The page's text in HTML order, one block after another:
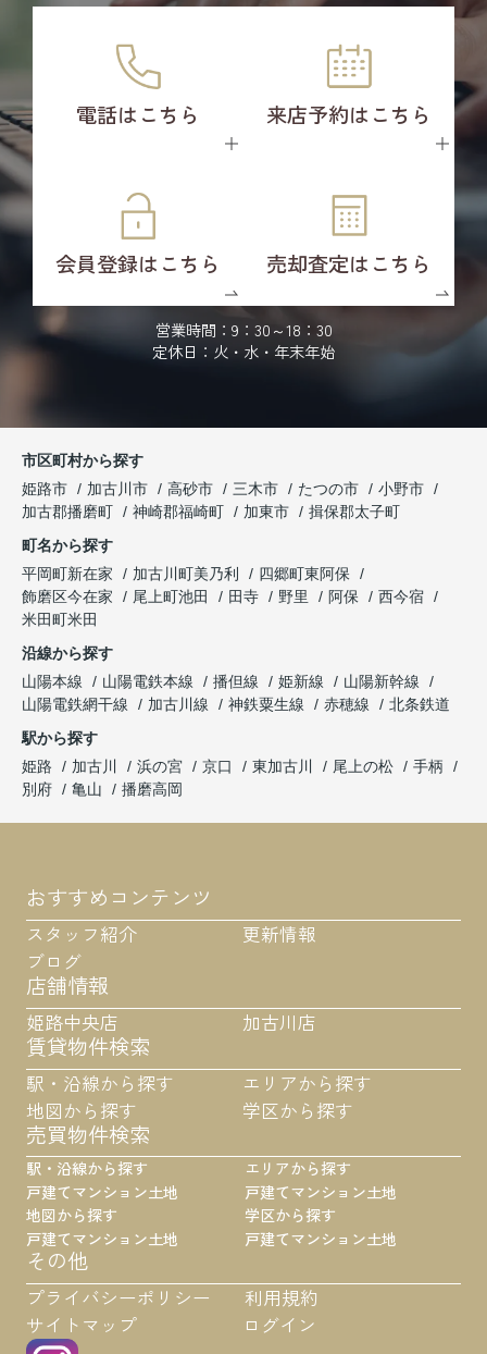
電話はこちら 来店予約はこちら
会員登録はこちら 売却査定はこちら
営業時間：9：30～18：30
定休日：火・水・年末年始
市区町村から探す
姫路市
加古川市 高砂市 三木市 たつの市
小野市
加古郡播磨町
神崎郡福崎町 加東市
揖保郡太子町
町名から探す
平岡町新在家
加古川町美乃利
四郷町東阿保
飾磨区今在家
尾上町池田 田寺 野里 阿保
西今宿
米田町米田
沿線から探す
山陽本線
山陽電鉄本線 播但線 姫新線
山陽新幹線
山陽電鉄網干線
加古川線 神鉄粟生線 赤穂線
北条鉄道
駅から探す
姫路
加古川 浜の宮 京口 東加古川 尾上の松
手柄
別府
亀山 播磨高岡
おすすめコンテンツ
スタッフ紹介
更新情報
ブログ
店舗情報
姫路中央店 加古川店
賃貸物件検索
駅・沿線から探す
エリアから探す
地図から探す
学区から探す
売買物件検索
駅・沿線から探す
戸建てマンション土地
地図から探す
戸建てマンション土地
エリアから探す
戸建てマンション土地
学区から探す
戸建てマンション土地
その他
プライバシーポリシー
利用規約
サイトマップ
ログイン